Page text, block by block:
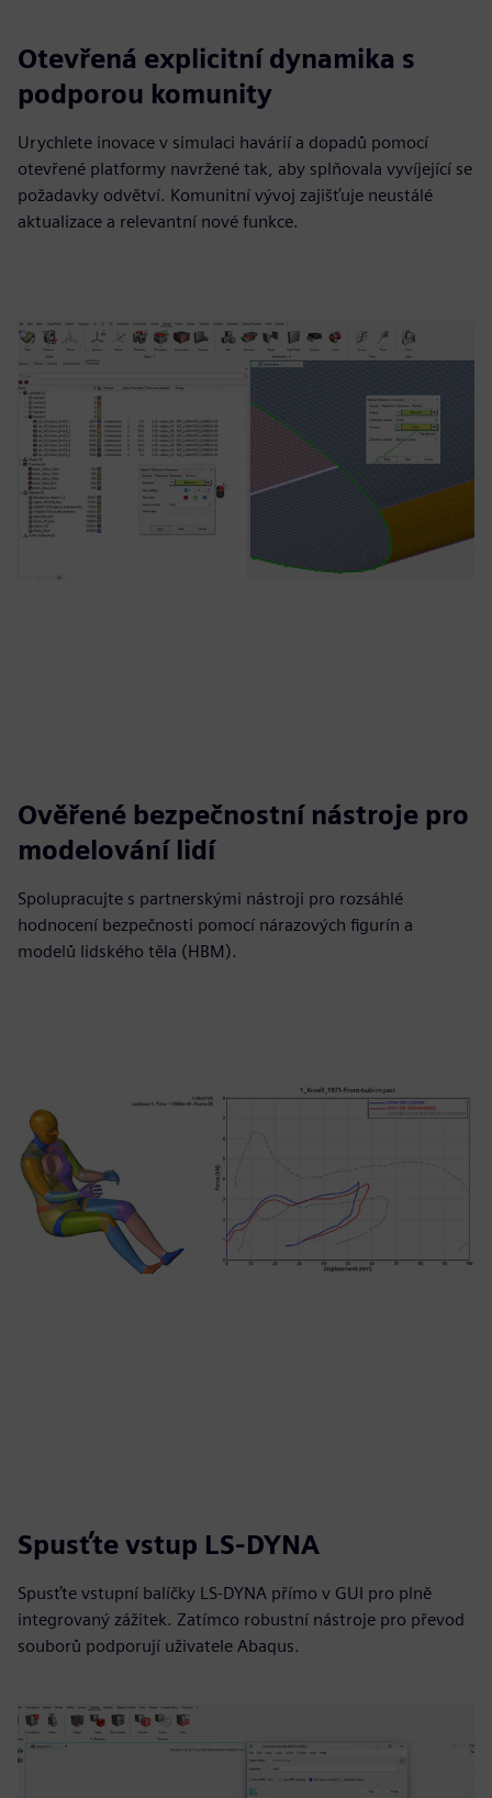
Otevřená explicitní dynamika s
podporou komunity
Urychlete inovace v simulaci havárií a dopadů pomocí
otevřené platformy navržené tak, aby splňovala vyvíjející se
požadavky odvětví. Komunitní vývoj zajišťuje neustálé
aktualizace a relevantní nové funkce.
Ověřené bezpečnostní nástroje pro
modelování lidí
Spolupracujte s partnerskými nástroji pro rozsáhlé
hodnocení bezpečnosti pomocí nárazových figurín a
modelů lidského těla (HBM).
Spusťte vstup LS-DYNA
Spusťte vstupní balíčky LS-DYNA přímo v GUI pro plně
integrovaný zážitek. Zatímco robustní nástroje pro převod
souborů podporují uživatele Abaqus.